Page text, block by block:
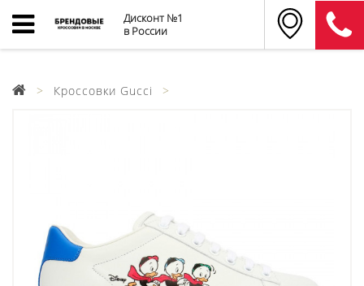
Дисконт №1
в России
Кроссовки Gucci